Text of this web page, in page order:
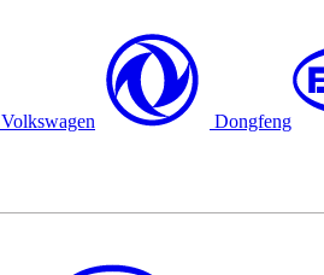
Volkswagen Dongfeng